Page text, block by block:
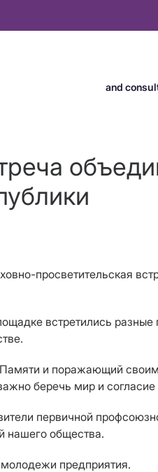
and
просветительская
встретились
и поражающий
беречь мир и
первичной
нашего общества.
предприятия.